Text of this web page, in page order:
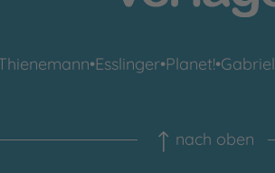
•Esslinger•Planet!•Gabriel
nach oben